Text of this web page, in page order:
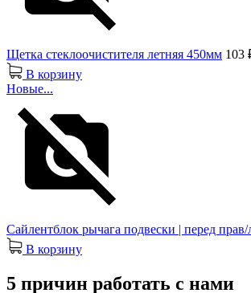
Щетка стеклоочистителя летняя 450мм 103
В корзину
Новые...
Сайлентблок рычага подвески | перед прав/
В корзину
5 причин работать с нами